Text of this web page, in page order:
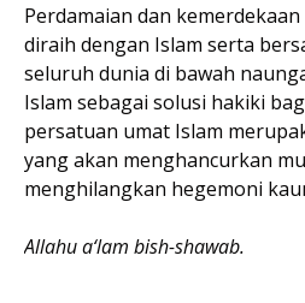
Perdamaian dan
diraih dengan Islam serta
seluruh dunia di bawah
Islam sebagai solusi hakiki
persatuan umat Islam
yang akan menghancurkan
menghilangkan hegemoni
Allahu a‘lam bish-shawab.